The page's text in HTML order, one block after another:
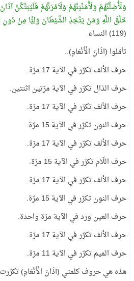
وَلَأُضِلَّنَّهُمْ وَلَأُمَنِّيَنَّهُمْ وَلَآمُرَنَّهُمْ فَلَيُبَتِّكُنَّ
خَلْقَ اللَّهِ وَمَنْ يَتَّخِذِ الشَّيْطَانَ وَلِيًّا مِنْ دُونِ
(119) النساء
تأمّلوا (آذَانَ الْأَنْعَامِ)..
حرف الألف تكرّر في الآية 17 مرّة.
حرف الذال تكرّر في الآية مرّتين اثنتين.
حرف الألف تكرّر في الآية 17 مرّة.
حرف النون تكرّر في الآية 15 مرّة.
حرف الألف تكرّر في الآية 17 مرّة.
حرف اللّام تكرّر في الآية 15 مرّة.
حرف الألف تكرّر في الآية 17 مرّة.
حرف النون تكرّر في الآية 15 مرّة.
حرف العين ورد في الآية مرّة واحدة.
حرف الألف تكرّر في الآية 17 مرّة.
حرف الميم تكرّر في الآية 11 مرّة.
هذه هي حروف كلمتي (آذَانَ الْأَنْعَامِ) تكرّرت في